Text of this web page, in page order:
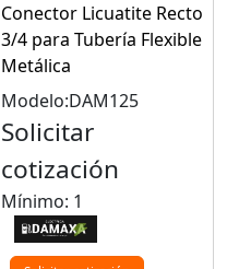
Conector Licuatite Recto
3/4 para Tubería Flexible
Metálica
Modelo:DAM125
Solicitar
cotización
Mínimo: 1